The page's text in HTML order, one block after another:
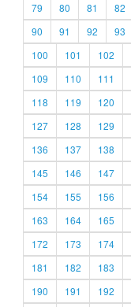
79
80 81 82
90
91 92 93
100
101 102
109
110 111
118
119 120
127
128 129
136
137 138
145
146 147
154
155 156
163
164 165
172
173 174
181
182 183
190
191 192